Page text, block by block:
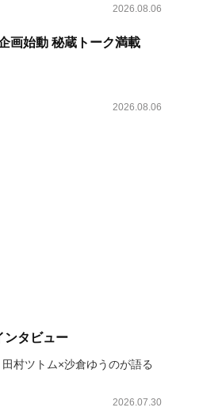
2026.08.06
画始動 秘蔵トーク満載
2026.08.06
ンタビュー
村ツトム×沙倉ゆうのが語る
2026.07.30